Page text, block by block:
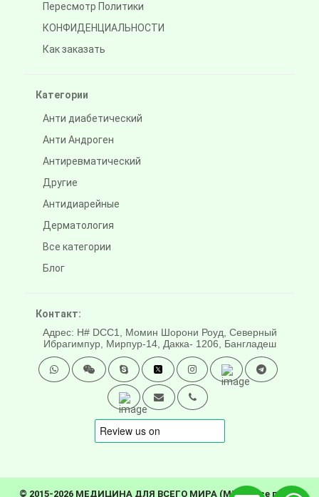
Пересмотр Политики
КОНФИДЕНЦИАЛЬНОСТИ
Как заказать
Категории
Анти диабетический
Анти Андроген
Антиревматический
Другие
Антидиарейные
Дерматология
Все категории
Блог
Контакт:
Адрес: H# DCC1, Момин Шорони Роуд, Северный
Ибрагимпур, Мирпур-14, Дакка- 1206, Бангладеш
© 2015-2026 МЕДИЦИНА ДЛЯ ВСЕГО МИРА (MFW). Все права